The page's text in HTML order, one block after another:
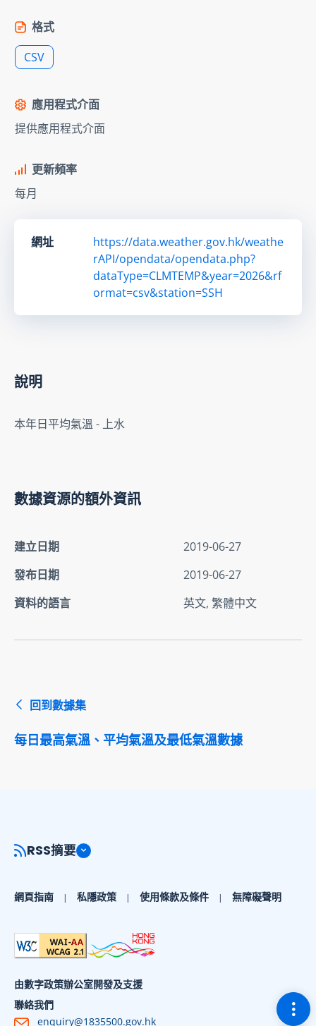
格式
CSV
應用程式介面
提供應用程式介面
更新頻率
每月
網址
https://data.weather.gov.hk/weathe
rAPI/opendata/opendata.php?
dataType=CLMTEMP&year=2026&rf
ormat=csv&station=SSH
說明
本年日平均氣溫 - 上水
數據資源的額外資訊
建立日期
2019-06-27
發布日期
2019-06-27
資料的語言
英文, 繁體中文
回到數據集
每日最高氣溫、平均氣溫及最低氣溫數據
切
RSS摘要
網頁指南 私隱政策 使用條款及條件 無障礙聲明
由數字政策辦公室開發及支援
聯絡我們
enquiry@1835500.gov.hk